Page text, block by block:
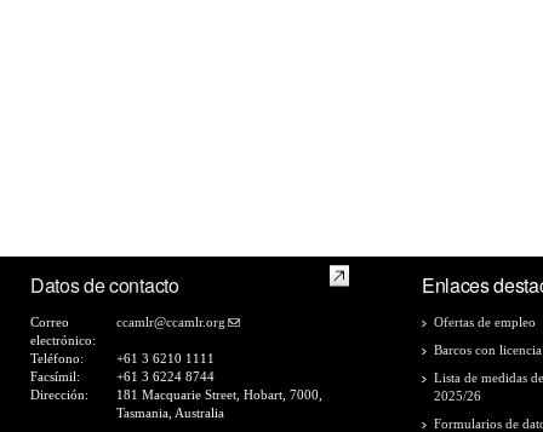
Datos de contacto
Correo
electrónico:
ccamlr@ccamlr.org
Teléfono:
+61 3 6210 1111
Facsímil:
+61 3 6224 8744
Dirección:
181 Macquarie Street, Hobart, 7000,
Tasmania, Australia
Enlaces
Ofertas de empleo
Barcos con
Lista de medidas
2025/26
Formularios de